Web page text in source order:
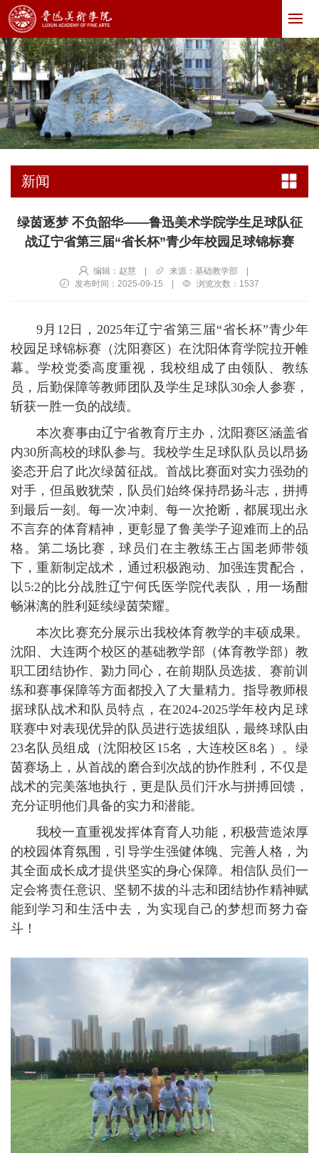
新闻
绿茵逐梦 不负韶华——鲁迅美术学院学生足球队征
战辽宁省第三届“省长杯”青少年校园足球锦标赛
编辑：赵慧 | 来源：基础教学部
|
发布时间：2025-09-15
| 浏览次数： 1537
9月12日，2025年辽宁省第三届“省长杯”青少年
校园足球锦标赛（沈阳赛区）在沈阳体育学院拉开帷
幕。学校党委高度重视，我校组成了由领队、教练
员，后勤保障等教师团队及学生足球队30余人参赛，
斩获一胜一负的战绩。
本次赛事由辽宁省教育厅主办，沈阳赛区涵盖省
内30所高校的球队参与。我校学生足球队队员以昂扬
姿态开启了此次绿茵征战。首战比赛面对实力强劲的
对手，但虽败犹荣，队员们始终保持昂扬斗志，拼搏
到最后一刻。每一次冲刺、每一次抢断，都展现出永
不言弃的体育精神，更彰显了鲁美学子迎难而上的品
格。第二场比赛，球员们在主教练王占国老师带领
下，重新制定战术，通过积极跑动、加强连贯配合，
以5:2的比分战胜辽宁何氏医学院代表队，用一场酣
畅淋漓的胜利延续绿茵荣耀。
本次比赛充分展示出我校体育教学的丰硕成果。
沈阳、大连两个校区的基础教学部（体育教学部）教
职工团结协作、勠力同心，在前期队员选拔、赛前训
练和赛事保障等方面都投入了大量精力。指导教师根
据球队战术和队员特点，在2024-2025学年校内足球
联赛中对表现优异的队员进行选拔组队，最终球队由
23名队员组成（沈阳校区15名，大连校区8名）。绿
茵赛场上，从首战的磨合到次战的协作胜利，不仅是
战术的完美落地执行，更是队员们汗水与拼搏回馈，
充分证明他们具备的实力和潜能。
我校一直重视发挥体育育人功能，积极营造浓厚
的校园体育氛围，引导学生强健体魄、完善人格，为
其全面成长成才提供坚实的身心保障。相信队员们一
定会将责任意识、坚韧不拔的斗志和团结协作精神赋
能到学习和生活中去，为实现自己的梦想而努力奋
斗！